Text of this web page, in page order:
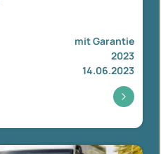
mit Garantie
2023
14.06.2023